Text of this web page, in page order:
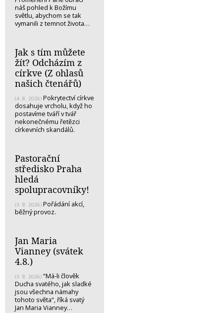
náš pohled k Božímu
světlu, abychom se tak
vymanili z temnot života…
Jak s tím můžete
žít? Odcházím z
církve (Z ohlasů
našich čtenářů)
(4. 8. 2026) Pokrytectví církve
dosahuje vrcholu, když ho
postavíme tváří v tvář
nekonečnému řetězci
církevních skandálů.
Pastorační
středisko Praha
hledá
spolupracovníky!
(3. 8. 2026) Pořádání akcí,
běžný provoz.
Jan Maria
Vianney (svátek
4.8.)
(3. 8. 2026) “Má-li člověk
Ducha svatého, jak sladké
jsou všechna námahy
tohoto světa“, říká svatý
Jan Maria Vianney…